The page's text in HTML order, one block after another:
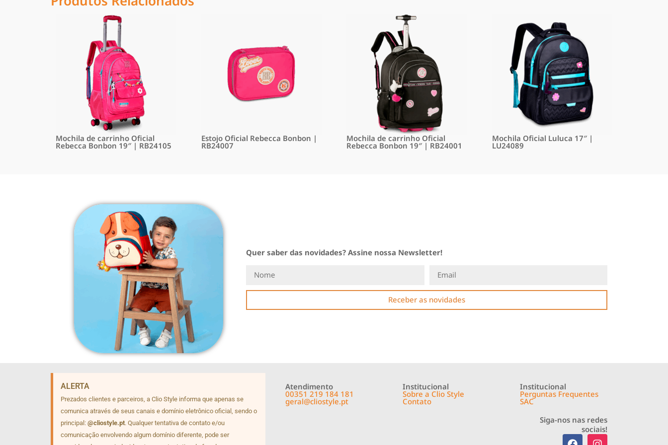
Mochila de carrinho Oficial
Rebecca Bonbon 19″ | RB24105
Estojo Oficial Rebecca Bonbon |
RB24007
Mochila de carrinho Oficial
Rebecca Bonbon 19″ | RB24001
Mochila Oficial Luluca 17″ |
LU24089
Quer saber das novidades? Assine nossa Newsletter!
Receber as novidades
ALERTA
Prezados clientes e parceiros, a Clio Style informa que apenas se
comunica através de seus canais e domínio eletrônico oficial, sendo o
principal: @cliostyle.pt. Qualquer tentativa de contato e/ou
comunicação envolvendo algum domínio diferente, pode ser
Atendimento
00351 219 184 181
geral@cliostyle.pt
Institucional
Sobre a Clio Style
Contato
Institucional
Perguntas Frequentes
SAC
Siga-nos nas redes
sociais!